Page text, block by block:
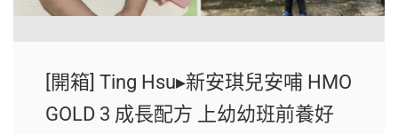
[開箱] Ting Hsu▸新安琪兒安哺 HMO
GOLD 3 成長配方 上幼幼班前養好